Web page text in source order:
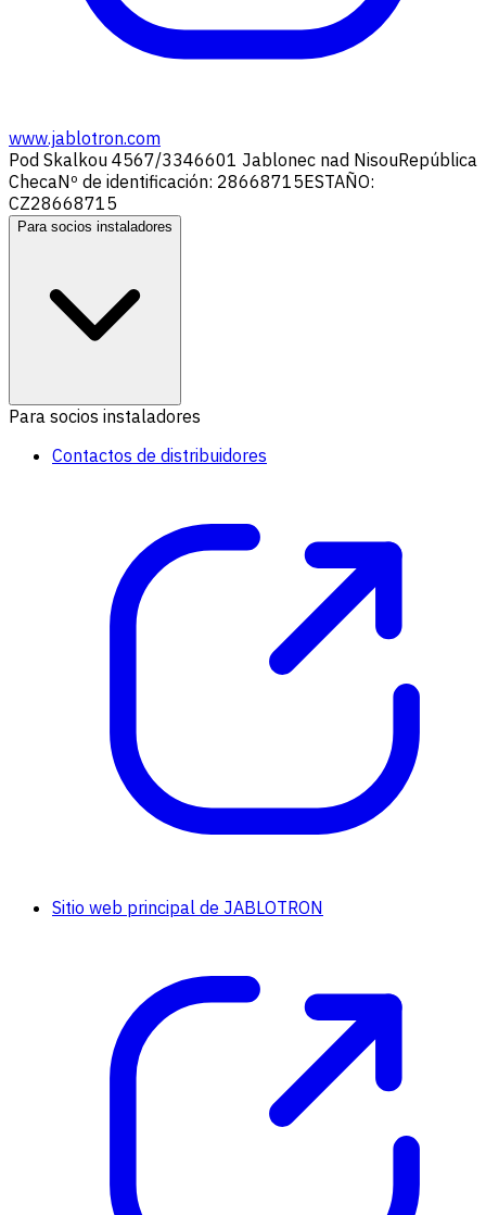
www.jablotron.com
Pod Skalkou 4567/3346601 Jablonec nad NisouRepública
ChecaNº de identificación: 28668715ESTAÑO:
CZ28668715
Para socios instaladores
Para socios instaladores
Contactos de distribuidores
Sitio web principal de JABLOTRON